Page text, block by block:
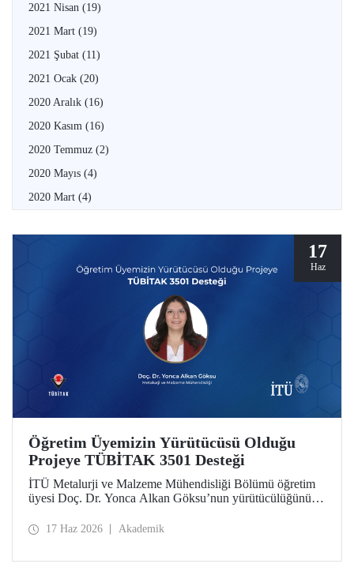
2021 Nisan (19)
2021 Mart (19)
2021 Şubat (11)
2021 Ocak (20)
2020 Aralık (16)
2020 Kasım (16)
2020 Temmuz (2)
2020 Mayıs (4)
2020 Mart (4)
17
Haz
Öğretim Üyemizin Yürütücüsü Olduğu
Projeye TÜBİTAK 3501 Desteği
İTÜ Metalurji ve Malzeme Mühendisliği Bölümü öğretim
üyesi Doç. Dr. Yonca Alkan Göksu’nun yürütücülüğünü
Geri Dönüşümü ve Geri Dönüştürülmüş PET İçeriğinin
17 Haz 2026 Akademik